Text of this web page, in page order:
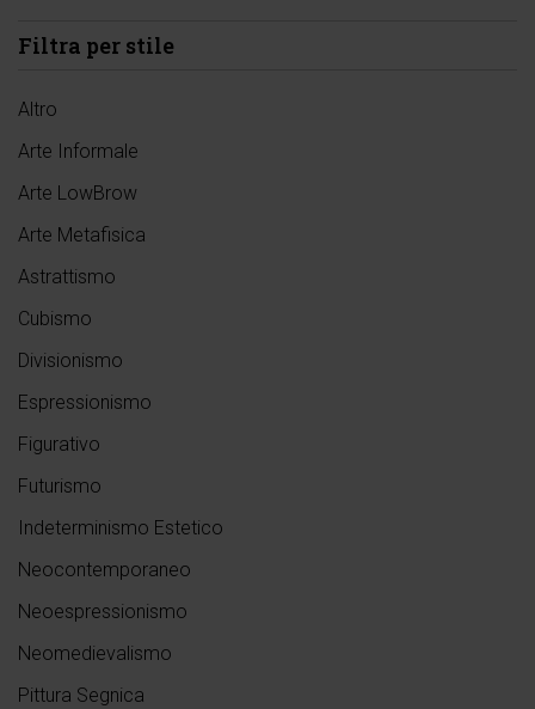
Filtra per stile
Altro
Arte Informale
Arte LowBrow
Arte Metafisica
Astrattismo
Cubismo
Divisionismo
Espressionismo
Figurativo
Futurismo
Indeterminismo Estetico
Neocontemporaneo
Neoespressionismo
Neomedievalismo
Pittura Segnica